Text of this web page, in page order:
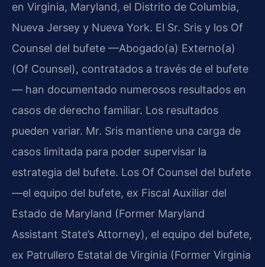
en Virginia, Maryland, el Distrito de Columbia,
Nueva Jersey y Nueva York. El Sr. Sris y los Of
Counsel del bufete —Abogado(a) Externo(a)
(Of Counsel), contratados a través de el bufete
— han documentado numerosos resultados en
casos de derecho familiar. Los resultados
pueden variar. Mr. Sris mantiene una carga de
casos limitada para poder supervisar la
estrategia del bufete. Los Of Counsel del bufete
—el equipo del bufete, ex Fiscal Auxiliar del
Estado de Maryland (Former Maryland
Assistant State’s Attorney), el equipo del bufete,
ex Patrullero Estatal de Virginia (Former Virginia